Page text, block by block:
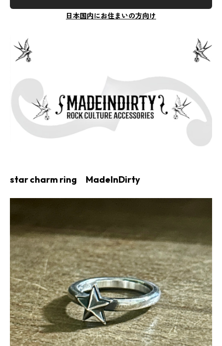
日本国内にお住まいの方向け
star charm ring MadeInDirty